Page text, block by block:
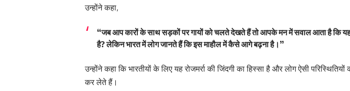
उन्होंने कहा,
“जब आप कारों के साथ सड़कों पर गायों को चलते देखते हैं तो आपके मन में सवाल आता है कि
है? लेकिन भारत में लोग जानते हैं कि इस माहौल में कैसे आगे बढ़ना है।”
उन्होंने कहा कि भारतीयों के लिए यह रोजमर्रा की जिंदगी का हिस्सा है और लोग ऐसी
कर लेते हैं।